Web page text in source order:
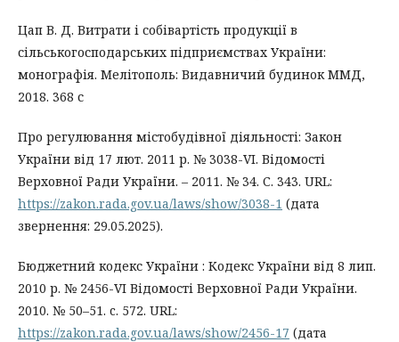
Цап В. Д. Витрати і собівартість продукції в
сільськогосподарських підприємствах України:
монографія. Мелітополь: Видавничий будинок ММД,
2018. 368 с
Про регулювання містобудівної діяльності: Закон
України від 17 лют. 2011 р. № 3038-VI. Відомості
Верховної Ради України. – 2011. № 34. С. 343. URL:
https://zakon.rada.gov.ua/laws/show/3038-1 (дата
звернення: 29.05.2025).
Бюджетний кодекс України : Кодекс України від 8 лип.
2010 р. № 2456-VI Відомості Верховної Ради України.
2010. № 50–51. c. 572. URL:
https://zakon.rada.gov.ua/laws/show/2456-17 (дата